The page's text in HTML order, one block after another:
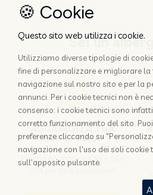
Sei un
AGGIUNGI LA TUA
STRUTTURA
Perchè appoggiarsi solo alle
OTA per farsi prenotare?
🍪 Cookie
Questo sito web utilizza i cookie.
Utilizziamo diverse tipologie di
fine di personalizzare e migliorare la
navigazione sul nostro sito e per la
annunci. Per i cookie tecnici non è
consenso: i cookie tecnici sono
corretto funzionamento del sito.
preferenze cliccando su
navigazione con l'uso dei soli cookie
sull'apposito pulsante.